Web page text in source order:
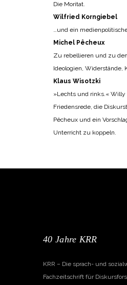
Die Moritat.
Wilfried Korngiebel
…und ein
Michel Pêcheux
Zu rebellieren und zu
Ideologien, Widerstände,
Klaus Wisotzki
»Lechts und rinks.« Willy
Friedensrede, die
Pêcheux und ein
Unterricht zu koppeln.
40 Jahre KRR
KRR – Die sprach- und
Fachzeitschrift für